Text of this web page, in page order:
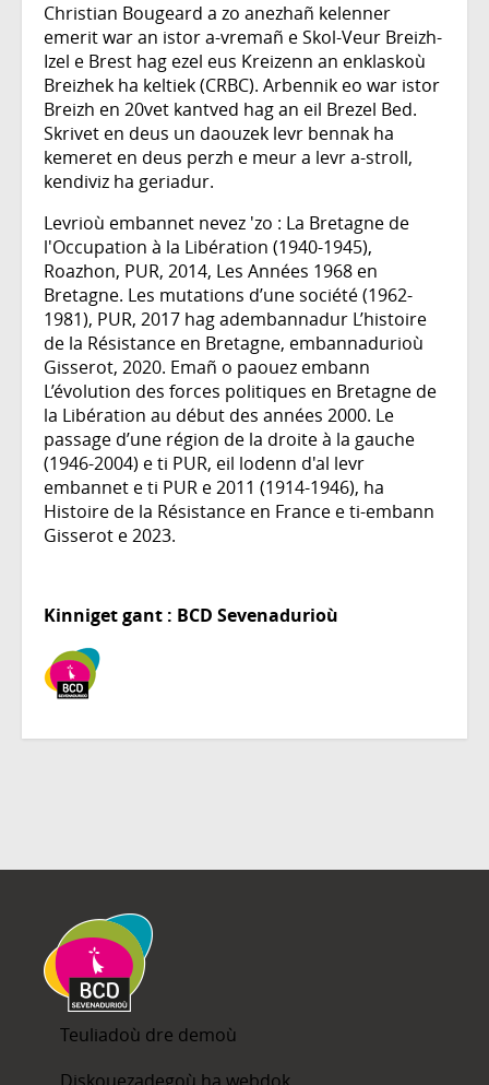
Christian Bougeard a zo anezhañ kelenner
emerit war an istor a-vremañ e Skol-Veur Breizh-
Izel e Brest hag ezel eus Kreizenn an enklaskoù
Breizhek ha keltiek (CRBC). Arbennik eo war istor
Breizh en 20vet kantved hag an eil Brezel Bed.
Skrivet en deus un daouzek levr bennak ha
kemeret en deus perzh e meur a levr a-stroll,
kendiviz ha geriadur.
Levrioù embannet nevez 'zo : La Bretagne de
l'Occupation à la Libération (1940-1945),
Roazhon, PUR, 2014, Les Années 1968 en
Bretagne. Les mutations d’une société (1962-
1981), PUR, 2017 hag adembannadur L’histoire
de la Résistance en Bretagne, embannadurioù
Gisserot, 2020. Emañ o paouez embann
L’évolution des forces politiques en Bretagne de
la Libération au début des années 2000. Le
passage d’une région de la droite à la gauche
(1946-2004) e ti PUR, eil lodenn d'al levr
embannet e ti PUR e 2011 (1914-1946), ha
Histoire de la Résistance en France e ti-embann
Gisserot e 2023.
Kinniget gant : BCD Sevenadurioù
Teuliadoù dre demoù